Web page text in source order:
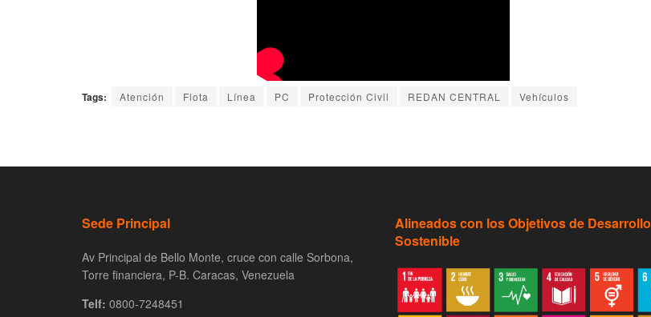
Tags: Atención Flota Línea PC Protección Civil REDAN CENTRAL Vehículos
Sede Principal
Av Principal de Bello Monte, cruce con calle Sorbona,
Torre financiera, P-B. Caracas, Venezuela
Telf: 0800-7248451
Alineados con los Objetivos de Desarrollo
Sostenible